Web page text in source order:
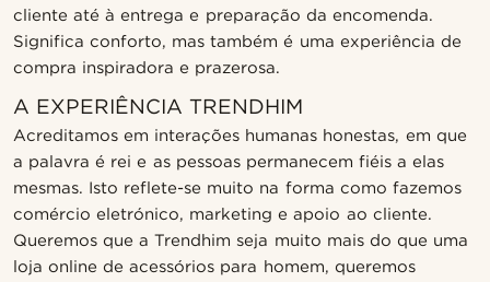
cliente até à entrega e preparação da encomenda.
Significa conforto, mas também é uma experiência de
compra inspiradora e prazerosa.
A EXPERIÊNCIA TRENDHIM
Acreditamos em interações humanas honestas, em que
a palavra é rei e as pessoas permanecem fiéis a elas
mesmas. Isto reflete-se muito na forma como fazemos
comércio eletrónico, marketing e apoio ao cliente.
Queremos que a Trendhim seja muito mais do que uma
loja online de acessórios para homem, queremos